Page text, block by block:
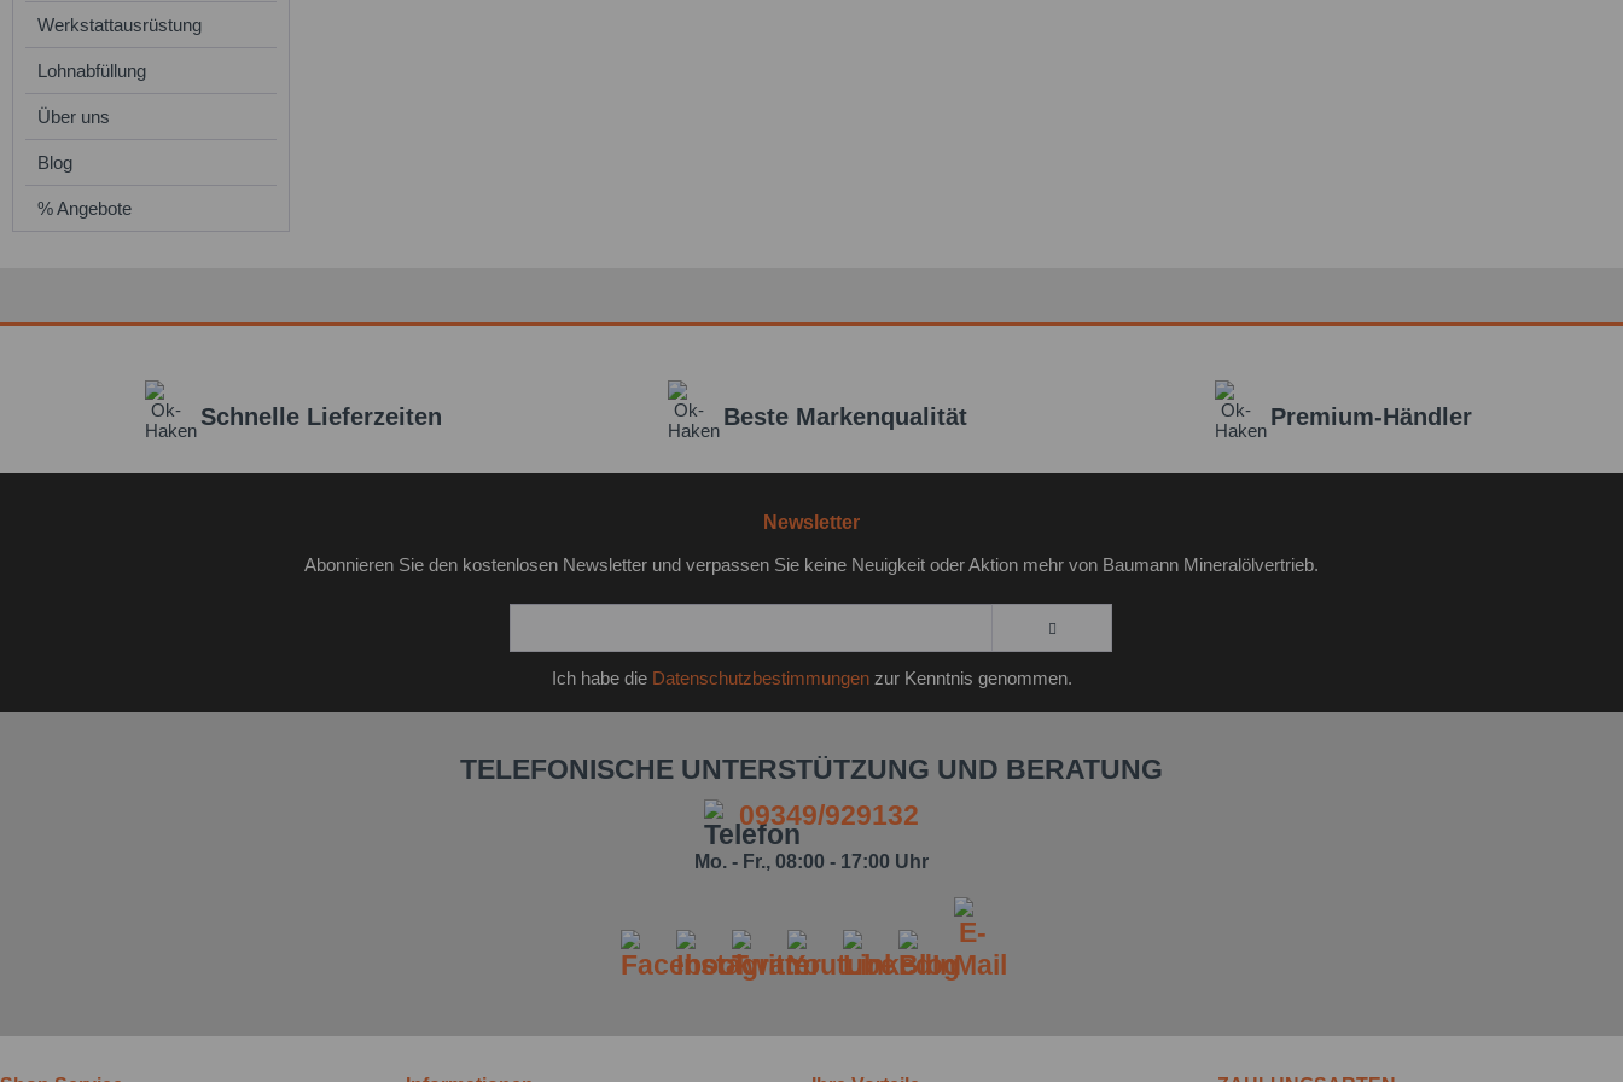
Werkstattausrüstung
Lohnabfüllung
Über uns
Blog
% Angebote
Schnelle Lieferzeiten Beste Markenqualität Premium-Händler
Newsletter
Abonnieren Sie den kostenlosen Newsletter und verpassen Sie keine Neuigkeit oder Aktion mehr von Baumann Mineralölvertrieb.
Ich habe die Datenschutzbestimmungenzur Kenntnis genommen.
TELEFONISCHE UNTERSTÜTZUNG UND BERATUNG
09349/929132
Mo. - Fr., 08:00 - 17:00 Uhr